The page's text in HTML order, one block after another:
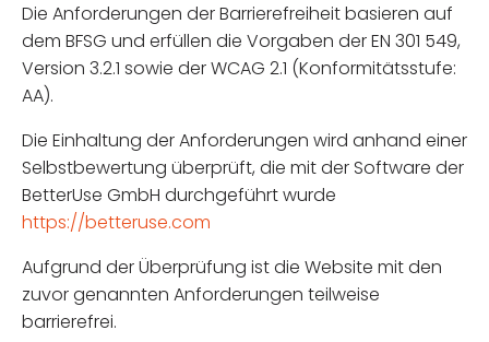
Die Anforderungen der Barrierefreiheit basieren auf
dem BFSG und erfüllen die Vorgaben der EN 301 549,
Version 3.2.1 sowie der WCAG 2.1 (Konformitätsstufe:
AA).
Die Einhaltung der Anforderungen wird anhand einer
Selbstbewertung überprüft, die mit der Software der
BetterUse GmbH durchgeführt wurde
https://betteruse.com
Aufgrund der Überprüfung ist die Website mit den
zuvor genannten Anforderungen teilweise
barrierefrei.